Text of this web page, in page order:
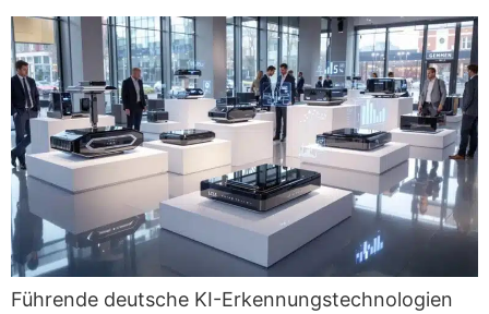
Füh­ren­de deut­sche KI-Erken­nungs­tech­no­lo­gien